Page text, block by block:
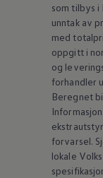
som tilbys i
unntak av
med
oppgitt i
og
forhandler
Beregnet
forvarsel.
lokale